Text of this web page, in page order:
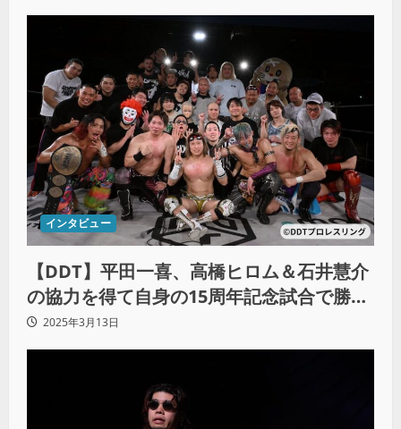
インタビュー
【DDT】平田一喜、高橋ヒロム＆石井慧介
の協力を得て自身の15周年記念試合で勝
利！2025年3月13日